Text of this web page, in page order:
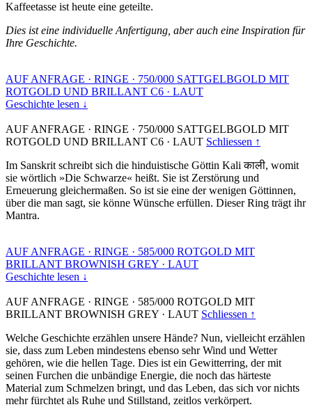
Kaffeetasse ist heute eine geteilte.
Dies ist eine individuelle Anfertigung, aber auch eine Inspiration für
Ihre Geschichte.
AUF ANFRAGE · RINGE · 750/000 SATTGELBGOLD MIT
ROTGOLD UND BRILLANT C6 · LAUT
Geschichte lesen ↓
AUF ANFRAGE · RINGE · 750/000 SATTGELBGOLD MIT
ROTGOLD UND BRILLANT C6 · LAUT Schliessen ↑
Im Sanskrit schreibt sich die hinduistische Göttin Kali काली, womit
sie wörtlich »Die Schwarze« heißt. Sie ist Zerstörung und
Erneuerung gleichermaßen. So ist sie eine der wenigen Göttinnen,
über die man sagt, sie könne Wünsche erfüllen. Dieser Ring trägt ihr
Mantra.
AUF ANFRAGE · RINGE · 585/000 ROTGOLD MIT
BRILLANT BROWNISH GREY · LAUT
Geschichte lesen ↓
AUF ANFRAGE · RINGE · 585/000 ROTGOLD MIT
BRILLANT BROWNISH GREY · LAUT Schliessen ↑
Welche Geschichte erzählen unsere Hände? Nun, vielleicht erzählen
sie, dass zum Leben mindestens ebenso sehr Wind und Wetter
gehören, wie die hellen Tage. Dies ist ein Gewitterring, der mit
seinen Furchen die unbändige Energie, die noch das härteste
Material zum Schmelzen bringt, und das Leben, das sich vor nichts
mehr fürchtet als Ruhe und Stillstand, zeitlos verkörpert.